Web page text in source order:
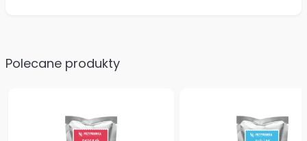
Polecane produkty